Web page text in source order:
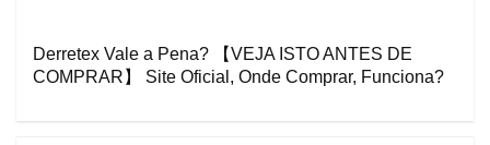
Derretex Vale a Pena? 【VEJA ISTO ANTES DE
COMPRAR】 Site Oficial, Onde Comprar, Funciona?